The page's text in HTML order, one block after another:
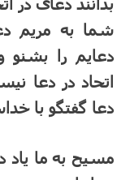
شما به مریم
دعایم را بشنو
اتحاد در دعا
دعا گفتگو با
مسیح به ما یاد